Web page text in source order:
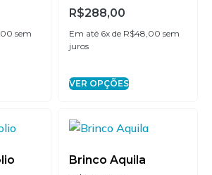
sem
R$288,00
sem
R$288,00
Em até 6x de R$48,00 sem
juros
VER OPÇÕES
Brinco Aquila